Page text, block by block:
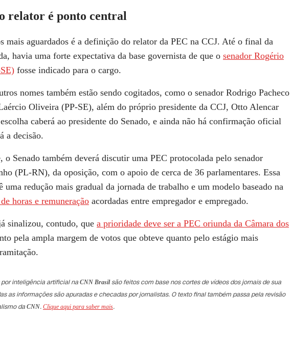
relator é ponto central
mais aguardados é a definição do relator da PEC na CCJ. Até o final da
havia uma forte expectativa da base governista de que o senador Rogério
fosse indicado para o cargo.
nomes também estão sendo cogitados, como o senador Rodrigo Pacheco
Oliveira (PP-SE), além do próprio presidente da CCJ, Otto Alencar
caberá ao presidente do Senado, e ainda não há confirmação oficial
a decisão.
o Senado também deverá discutir uma PEC protocolada pelo senador
(PL-RN), da oposição, com o apoio de cerca de 36 parlamentares. Essa
uma redução mais gradual da jornada de trabalho e um modelo baseado na
horas e remuneração acordadas entre empregador e empregado.
sinalizou, contudo, que a prioridade deve ser a PEC oriunda da Câmara dos
pela ampla margem de votos que obteve quanto pelo estágio mais
por inteligência artificial na CNN Brasilsão feitos com base nos cortes de vídeos dos jornais de sua
as informações são apuradas e checadas por jornalistas. O texto final também passa pela revisão
da CNN. Clique aqui para saber mais.